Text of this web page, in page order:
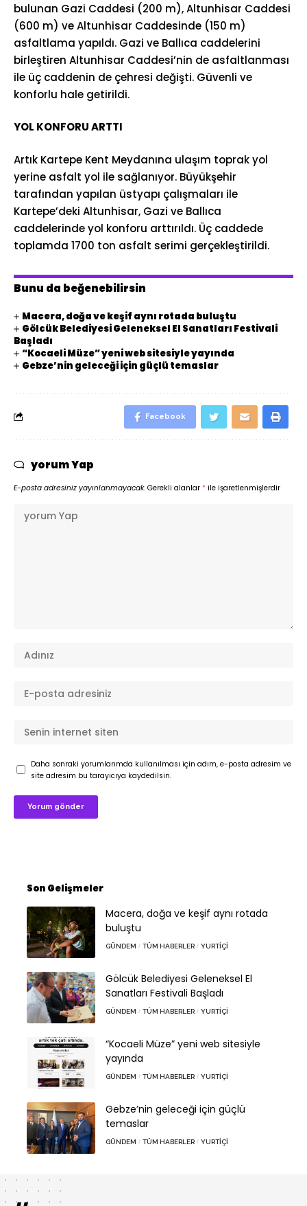
bulunan Gazi Caddesi (200 m), Altunhisar Caddesi
(600 m) ve Altunhisar Caddesinde (150 m)
asfaltlama yapıldı. Gazi ve Ballıca caddelerini
birleştiren Altunhisar Caddesi’nin de asfaltlanması
ile üç caddenin de çehresi değişti. Güvenli ve
konforlu hale getirildi.
YOL KONFORU ARTTI
Artık Kartepe Kent Meydanına ulaşım toprak yol
yerine asfalt yol ile sağlanıyor. Büyükşehir
tarafından yapılan üstyapı çalışmaları ile
Kartepe’deki Altunhisar, Gazi ve Ballıca
caddelerinde yol konforu arttırıldı. Üç caddede
toplamda 1700 ton asfalt serimi gerçekleştirildi.
Bunu da beğenebilirsin
Macera, doğa ve keşif aynı rotada buluştu
Gölcük Belediyesi Geleneksel El Sanatları Festivali
Başladı
“Kocaeli Müze” yeni web sitesiyle yayında
Gebze’nin geleceği için güçlü temaslar
Facebook
yorum Yap
E-posta adresiniz yayınlanmayacak. Gerekli alanlar * ile işaretlenmişlerdir
Daha sonraki yorumlarımda kullanılması için adım, e-posta adresim ve
site adresim bu tarayıcıya kaydedilsin.
Son Gelişmeler
Macera, doğa ve keşif aynı rotada
buluştu
GÜNDEM TÜM HABERLER YURTIÇI
Gölcük Belediyesi Geleneksel El
Sanatları Festivali Başladı
GÜNDEM TÜM HABERLER YURTIÇI
“Kocaeli Müze” yeni web sitesiyle
yayında
GÜNDEM TÜM HABERLER YURTIÇI
Gebze’nin geleceği için güçlü
temaslar
GÜNDEM TÜM HABERLER YURTIÇI